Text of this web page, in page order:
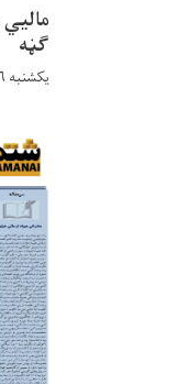
ګڼه
یکشنبه ۱۴۰۱/۱۱/۱۶ - ۱۰:۹